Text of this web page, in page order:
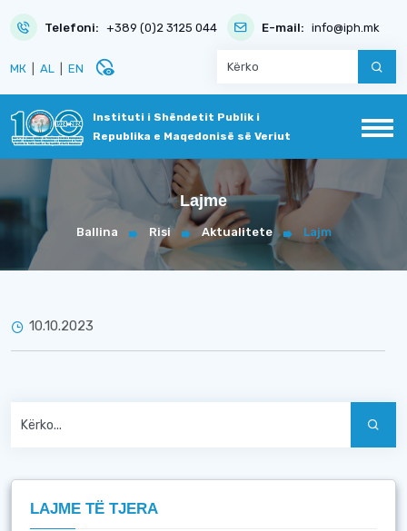
Telefoni: +389 (0)2 3125 044 E-mail: info@iph.mk
МК AL EN disabled_visible
Instituti i Shëndetit Publik i
Republika e Maqedonisë së Veriut
Lajme
Ballina Risi Aktualitete Lajm
10.10.2023
LAJME TË TJERA